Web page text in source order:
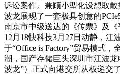
诉讼案件。兼顾小型化设想取
波龙展现了一套极具创意的
南京市中级送达的《传票》及
12月18快科技3月27日动静，江
于“Office is Factory”贸易模式
潮，国产存储巨头深圳市江波
波龙”）正式向港交所从板递交